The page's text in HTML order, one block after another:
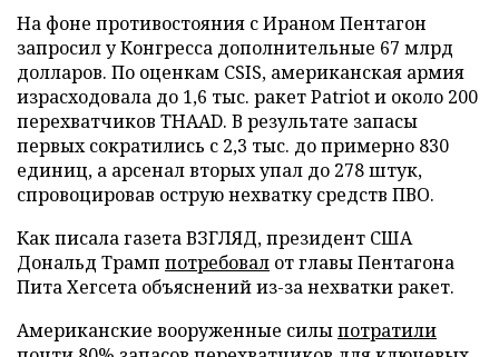
На фоне противостояния с Ираном Пентагон
запросил у Конгресса дополнительные 67 млрд
долларов. По оценкам CSIS, американская армия
израсходовала до 1,6 тыс. ракет Patriot и около 200
перехватчиков THAAD. В результате запасы
первых сократились с 2,3 тыс. до примерно 830
единиц, а арсенал вторых упал до 278 штук,
спровоцировав острую нехватку средств ПВО.
Как писала газета ВЗГЛЯД, президент США
Дональд Трамп потребовал от главы Пентагона
Пита Хегсета объяснений из-за нехватки ракет.
Американские вооруженные силыпотратили